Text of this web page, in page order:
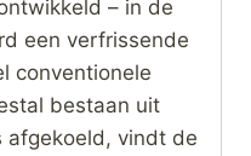
– in de
een verfrissende
conventionele
bestaan uit
afgekoeld, vindt de